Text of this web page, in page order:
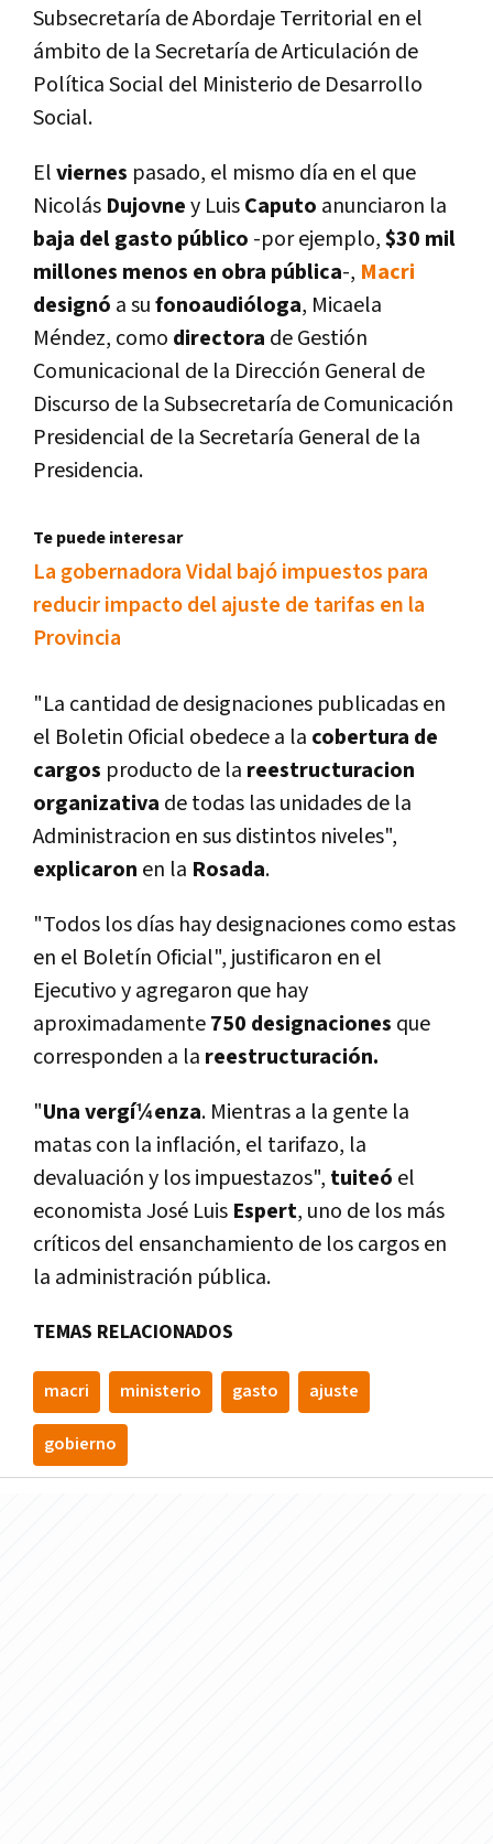
Subsecretarí­a de Abordaje Territorial en el
ámbito de la Secretarí­a de Articulación de
Polí­tica Social del Ministerio de Desarrollo
Social.
Elviernes pasado, el mismo dí­a en el que
Nicolás Dujovney LuisCaputo anunciaron la
baja del gasto público -por ejemplo,$30 mil
millones menos en obra pública-, Macri
designó a sufonoaudióloga, Micaela
Méndez, como directora de Gestión
Comunicacional de la Dirección General de
Discurso de la Subsecretarí­a de Comunicación
Presidencial de la Secretarí­a General de la
Presidencia.
Te puede interesar
La gobernadora Vidal bajó impuestos para
reducir impacto del ajuste de tarifas en la
Provincia
"La cantidad de designaciones publicadas en
el Boletin Oficial obedece a la cobertura de
cargos producto de la reestructuracion
organizativa de todas las unidades de la
Administracion en sus distintos niveles",
explicaron en la Rosada.
"Todos los dí­as hay designaciones como estas
en el Boletí­n Oficial", justificaron en el
Ejecutivo y agregaron que hay
aproximadamente750 designaciones que
corresponden a la reestructuración.
"Una vergí¼enza. Mientras a la gente la
matas con la inflación, el tarifazo, la
devaluación y los impuestazos", tuiteó el
economista José Luis Espert, uno de los más
crí­ticos del ensanchamiento de los cargos en
la administración pública.
TEMAS RELACIONADOS
macri ministerio gasto ajuste
gobierno